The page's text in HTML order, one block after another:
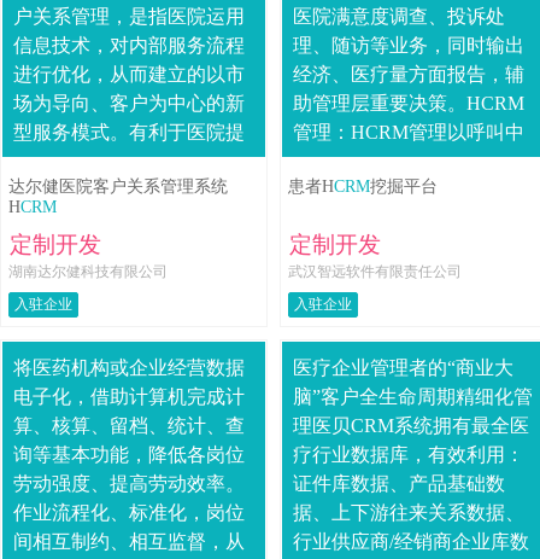
户关系管理，是指医院运用
信息技术，对内部服务流程
进行优化，从而建立的以市
场为导向、客户为中心的新
型服务模式。有利于医院提
高服务水平与业绩，提升品
牌增强....
达尔健医院客户关系管理系统
HCRM
定制开发
湖南达尔健科技有限公司
入驻企业
医院满意度调查、投诉处
理、随访等业务，同时输出
经济、医疗量方面报告，辅
助管理层重要决策。HCRM
管理：HCRM管理以呼叫中
心患者信息建档为蓝本，与
医院HIS、LIS、PACS等医
患者HCRM挖掘平台
定制开发
武汉智远软件有限责任公司
入驻企业
将医药机构或企业经营数据
电子化，借助计算机完成计
算、核算、留档、统计、查
询等基本功能，降低各岗位
劳动强度、提高劳动效率。
作业流程化、标准化，岗位
间相互制约、相互监督，从
医疗企业管理者的“商业大
脑”客户全生命周期精细化管
理医贝CRM系统拥有最全医
疗行业数据库，有效利用：
证件库数据、产品基础数
据、上下游往来关系数据、
行业供应商/经销商企业库数